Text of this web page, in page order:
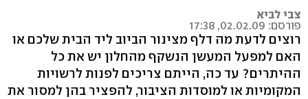
צבי לביא
פורסם: 02.02.09, 17:38
רוצים לדעת מה דלף מצינור הביוב ליד הבית שלכם או
האם למפעל המעשן הנשקף מהחלון יש את כל
ההיתרים? עד כה, הייתם צריכים לפנות לרשויות
המקומיות או למוסדות הציבור, להפציר בהן למסור את